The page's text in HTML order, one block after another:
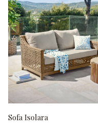
Sofa Isolara